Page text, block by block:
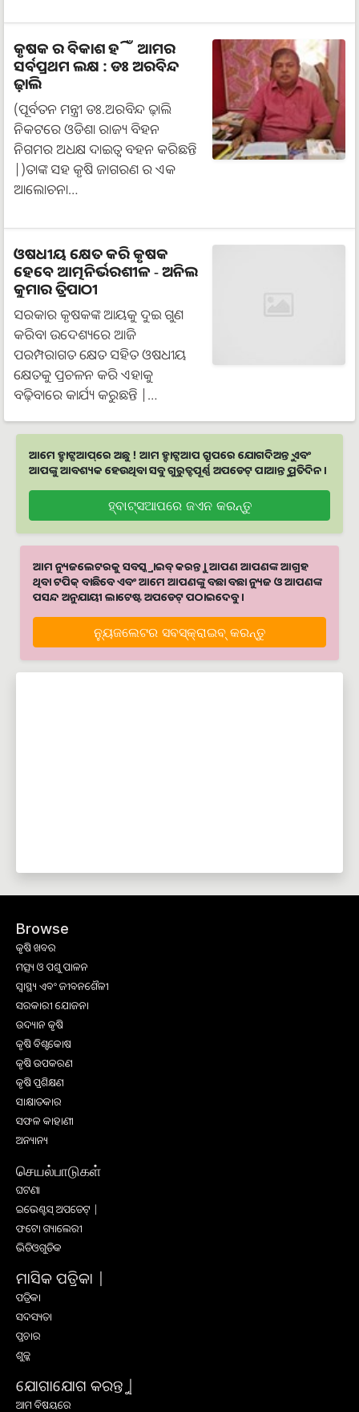
କୃଷକ ର ବିକାଶ ହିଁ ଆମର
ସର୍ବପ୍ରଥମ ଲକ୍ଷ : ଡଃ ଅରବିନ୍ଦ
ଢ଼ାଲି
(ପୂର୍ବତନ ମନ୍ତ୍ରୀ ଡଃ.ଅରବିନ୍ଦ ଢ଼ାଲି
ନିକଟରେ ଓଡିଶା ରାଜ୍ୟ ବିହନ
ନିଗମର ଅଧକ୍ଷ ଦାଇତ୍ୱ ବହନ କରିଛନ୍ତି
|)ତାଙ୍କ ସହ କୃଷି ଜାଗରଣ ର ଏକ
ଆଲୋଚନା…
ଓଷଧୀୟ କ୍ଷେତ କରି କୃଷକ
ହେବେ ଆତ୍ମନିର୍ଭରଶୀଳ - ଅନିଲ
କୁମାର ତ୍ରିପାଠୀ
ସରକାର କୃଷକଙ୍କ ଆୟକୁ ଦୁଇ ଗୁଣ
କରିବା ଉଦେଶ୍ୟରେ ଆଜି
ପରମ୍ପରାଗତ କ୍ଷେତ ସହିତ ଓଷଧୀୟ
କ୍ଷେତକୁ ପ୍ରଚଳନ କରି ଏହାକୁ
ବଢ଼ିବାରେ କାର୍ଯ୍ୟ କରୁଛନ୍ତି |…
ଆମେ ହ୍ବାଟ୍ସଆପ୍‌ରେ ଅଛୁ ! ଆମ ହ୍ବାଟ୍ସଆପ ଗ୍ରୁପରେ ଯୋଗଦିଅନ୍ତୁ ଏବଂ
ଆପଙ୍କୁ ଆବଶ୍ୟକ ହେଉଥିବା ସବୁ ଗୁରୁତ୍ବପୂର୍ଣ୍ଣ ଅପଡେଟ୍‌ ପାଆନ୍ତୁ ପ୍ରତିଦିନ ।
ହ୍ବାଟ୍ସଆପରେ ଜଏନ କରନ୍ତୁ
ଆମ ନ୍ୟୁଜଲେଟରକୁ ସବସ୍କ୍ରାଇବ୍ କରନ୍ତୁ । ଆପଣ ଆପଣଙ୍କ ଆଗ୍ରହ
ଥିବା ଟପିକ୍‌ ବାଛିବେ ଏବଂ ଆମେ ଆପଣଙ୍କୁ ବଛା ବଛା ନ୍ୟୁଜ ଓ ଆପଣଙ୍କ
ପସନ୍ଦ ଅନୁଯାୟୀ ଲାଟେଷ୍ଟ ଅପଡେଟ୍‌ ପଠାଇଦେବୁ ।
ନ୍ୟୁଜଲେଟର ସବସ୍କ୍ରାଇବ୍‌ କରନ୍ତୁ
Browse
କୃଷି ଖବର
ମତ୍ସ୍ୟ ଓ ପଶୁ ପାଳନ
ସ୍ୱାସ୍ଥ୍ୟ ଏବଂ ଜୀବନଶୈଳୀ
ସରକାରୀ ଯୋଜନା
ଉଦ୍ୟାନ କୃଷି
କୃଷି ବିଶ୍ବକୋଷ
କୃଷି ଉପକରଣ
କୃଷି ପ୍ରଶିକ୍ଷଣ
ସାକ୍ଷାତକାର
ସଫଳ କାହାଣୀ
ଅନ୍ୟାନ୍ୟ
செயல்பாடுகள்
ଘଟଣା
ଇଭେଣ୍ଟସ୍ ଅପଡେଟ୍ |
ଫଟୋ ଗ୍ୟାଲେରୀ
ଭିଡିଓଗୁଡିକ
ମାସିକ ପତ୍ରିକା |
ପତ୍ରିକା
ସଦସ୍ୟତା
ପ୍ରଚାର
ଶୁଳ୍କ
ଯୋଗାଯୋଗ କରନ୍ତୁ |
ଆମ ବିଷୟରେ